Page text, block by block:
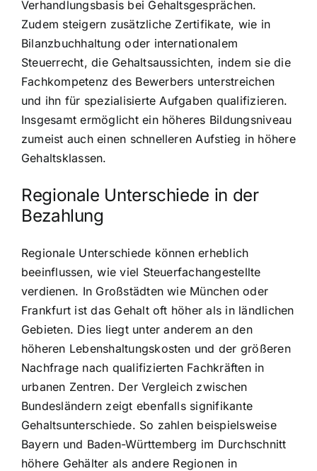
Verhandlungsbasis bei Gehaltsgesprächen.
Zudem steigern zusätzliche Zertifikate, wie in
Bilanzbuchhaltung oder internationalem
Steuerrecht, die Gehaltsaussichten, indem sie die
Fachkompetenz des Bewerbers unterstreichen
und ihn für spezialisierte Aufgaben qualifizieren.
Insgesamt ermöglicht ein höheres Bildungsniveau
zumeist auch einen schnelleren Aufstieg in höhere
Gehaltsklassen.
Regionale Unterschiede in der
Bezahlung
Regionale Unterschiede können erheblich
beeinflussen, wie viel Steuerfachangestellte
verdienen. In Großstädten wie München oder
Frankfurt ist das Gehalt oft höher als in ländlichen
Gebieten. Dies liegt unter anderem an den
höheren Lebenshaltungskosten und der größeren
Nachfrage nach qualifizierten Fachkräften in
urbanen Zentren. Der Vergleich zwischen
Bundesländern zeigt ebenfalls signifikante
Gehaltsunterschiede. So zahlen beispielsweise
Bayern und Baden-Württemberg im Durchschnitt
höhere Gehälter als andere Regionen in